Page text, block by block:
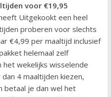
voor €19,95
Uitgekookt een heel
proberen voor slechts
€4,99 per maaltijd inclusief
helemaal zelf
het wekelijks wisselende
4 maaltijden kiezen,
betaal je dan wel het